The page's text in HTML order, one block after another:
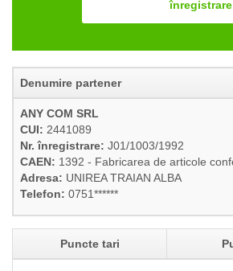
înregistrare
Denumire partener
ANY COM SRL
CUI: 2441089
Nr. înregistrare: J01/1003/1992
CAEN: 1392 - Fabricarea de articole
Adresa: UNIREA TRAIAN ALBA
Telefon: 0751******
Puncte tari